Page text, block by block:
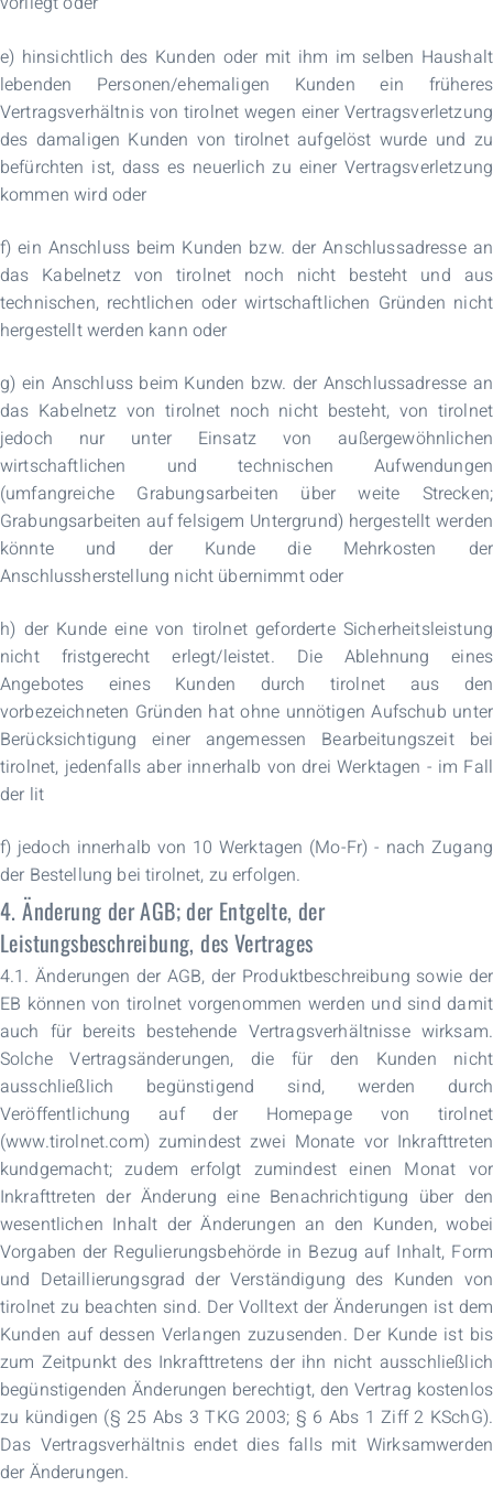
e) hinsichtlich des Kunden oder mit ihm im selben Haushalt
lebenden Personen/ehemaligen Kunden ein früheres
Vertragsverhältnis von tirolnet wegen einer Vertragsverletzung
des damaligen Kunden von tirolnet aufgelöst wurde und zu
befürchten ist, dass es neuerlich zu einer Vertragsverletzung
kommen wird oder
f) ein Anschluss beim Kunden bzw. der Anschlussadresse an
das Kabelnetz von tirolnet noch nicht besteht und aus
technischen, rechtlichen oder wirtschaftlichen Gründen nicht
hergestellt werden kann oder
g) ein Anschluss beim Kunden bzw. der Anschlussadresse an
das Kabelnetz von tirolnet noch nicht besteht, von tirolnet
jedoch nur unter Einsatz von außergewöhnlichen
wirtschaftlichen und technischen Aufwendungen
(umfangreiche Grabungsarbeiten über weite Strecken;
Grabungsarbeiten auf felsigem Untergrund) hergestellt werden
könnte und der Kunde die Mehrkosten der
Anschlussherstellung nicht übernimmt oder
h) der Kunde eine von tirolnet geforderte Sicherheitsleistung
nicht fristgerecht erlegt/leistet. Die Ablehnung eines
Angebotes eines Kunden durch tirolnet aus den
vorbezeichneten Gründen hat ohne unnötigen Aufschub unter
Berücksichtigung einer angemessen Bearbeitungszeit bei
tirolnet, jedenfalls aber innerhalb von drei Werktagen - im Fall
der lit
f) jedoch innerhalb von 10 Werktagen (Mo-Fr) - nach Zugang
der Bestellung bei tirolnet, zu erfolgen.
4. Änderung der AGB; der Entgelte, der
Leistungsbeschreibung, des Vertrages
4.1. Änderungen der AGB, der Produktbeschreibung sowie der
EB können von tirolnet vorgenommen werden und sind damit
auch für bereits bestehende Vertragsverhältnisse wirksam.
Solche Vertragsänderungen, die für den Kunden nicht
ausschließlich begünstigend sind, werden durch
Veröffentlichung auf der Homepage von tirolnet
(www.tirolnet.com) zumindest zwei Monate vor Inkrafttreten
kundgemacht; zudem erfolgt zumindest einen Monat vor
Inkrafttreten der Änderung eine Benachrichtigung über den
wesentlichen Inhalt der Änderungen an den Kunden, wobei
Vorgaben der Regulierungsbehörde in Bezug auf Inhalt, Form
und Detaillierungsgrad der Verständigung des Kunden von
tirolnet zu beachten sind. Der Volltext der Änderungen ist dem
Kunden auf dessen Verlangen zuzusenden. Der Kunde ist bis
zum Zeitpunkt des Inkrafttretens der ihn nicht ausschließlich
begünstigenden Änderungen berechtigt, den Vertrag kostenlos
zu kündigen (§ 25 Abs 3 TKG 2003; § 6 Abs 1 Ziff 2 KSchG).
Das Vertragsverhältnis endet dies falls mit Wirksamwerden
der Änderungen.